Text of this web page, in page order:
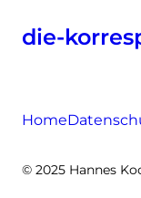
die-
Home
© 2025 Hannes